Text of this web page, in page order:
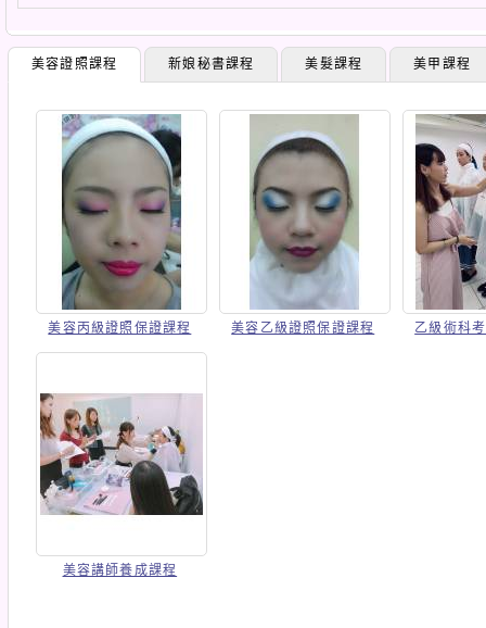
美容證照課程 新娘秘書課程 美髮課程 美甲課程
美容丙級證照保證課程 美容乙級證照保證課程 乙級術科
美容講師養成課程